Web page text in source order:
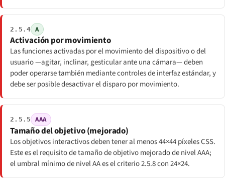
2.5.4 A
Activación por movimiento
Las funciones activadas por el movimiento del dispositivo o del
usuario —agitar, inclinar, gesticular ante una cámara— deben
poder operarse también mediante controles de interfaz estándar, y
debe ser posible desactivar el disparo por movimiento.
2.5.5 AAA
Tamaño del objetivo (mejorado)
Los objetivos interactivos deben tener al menos 44×44 píxeles CSS.
Este es el requisito de tamaño de objetivo mejorado de nivel AAA;
el umbral mínimo de nivel AA es el criterio 2.5.8 con 24×24.